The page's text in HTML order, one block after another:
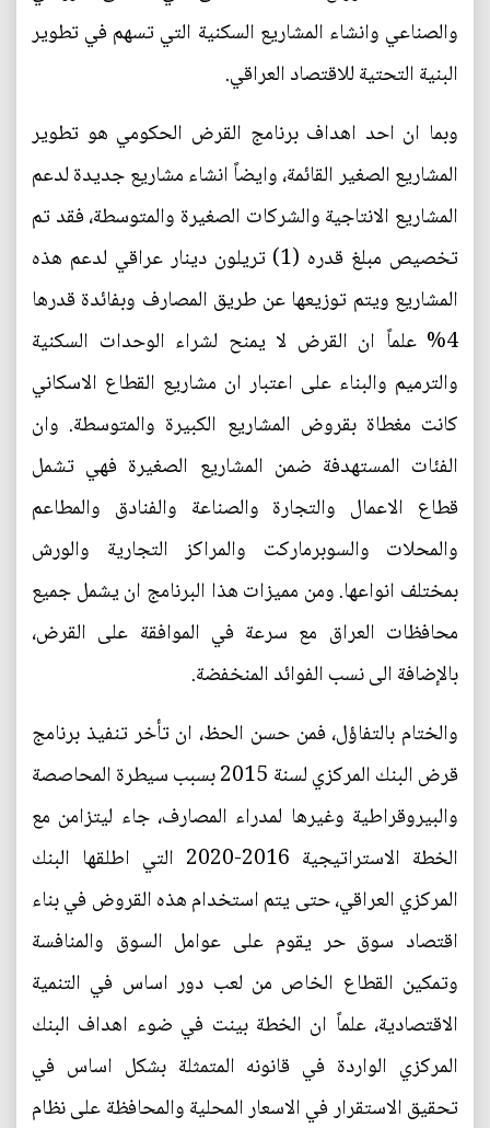
والصناعي وانشاء المشاريع السكنية التي تسهم في تطوير
البنية التحتية للاقتصاد العراقي.
وبما ان احد اهداف برنامج القرض الحكومي هو تطوير
المشاريع الصغير القائمة، وايضاً انشاء مشاريع جديدة لدعم
المشاريع الانتاجية والشركات الصغيرة والمتوسطة، فقد تم
تخصيص مبلغ قدره (1) تريلون دينار عراقي لدعم هذه
المشاريع ويتم توزيعها عن طريق المصارف وبفائدة قدرها
4% علماً ان القرض لا يمنح لشراء الوحدات السكنية
والترميم والبناء على اعتبار ان مشاريع القطاع الاسكاني
كانت مغطاة بقروض المشاريع الكبيرة والمتوسطة. وان
الفئات المستهدفة ضمن المشاريع الصغيرة فهي تشمل
قطاع الاعمال والتجارة والصناعة والفنادق والمطاعم
والمحلات والسوبرماركت والمراكز التجارية والورش
بمختلف انواعها. ومن مميزات هذا البرنامج ان يشمل جميع
محافظات العراق مع سرعة في الموافقة على القرض،
بالإضافة الى نسب الفوائد المنخفضة.
والختام بالتفاؤل، فمن حسن الحظ، ان تأخر تنفيذ برنامج
قرض البنك المركزي لسنة 2015 بسبب سيطرة المحاصصة
والبيروقراطية وغيرها لمدراء المصارف، جاء ليتزامن مع
الخطة الاستراتيجية 2016-2020 التي اطلقها البنك
المركزي العراقي، حتى يتم استخدام هذه القروض في بناء
اقتصاد سوق حر يقوم على عوامل السوق والمنافسة
وتمكين القطاع الخاص من لعب دور اساس في التنمية
الاقتصادية، علماً ان الخطة بينت في ضوء اهداف البنك
المركزي الواردة في قانونه المتمثلة بشكل اساس في
تحقيق الاستقرار في الاسعار المحلية والمحافظة على نظام